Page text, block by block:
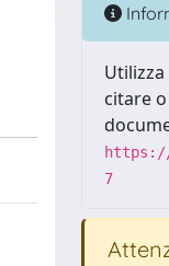
citare
https://
7